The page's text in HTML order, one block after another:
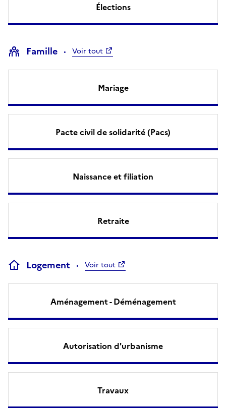
Élections
Famille Voir tout
Mariage
Pacte civil de solidarité (Pacs)
Naissance et filiation
Retraite
Logement Voir tout
Aménagement - Déménagement
Autorisation d'urbanisme
Travaux